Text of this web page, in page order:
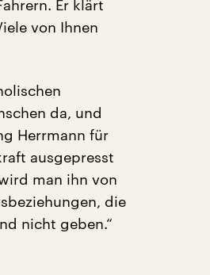
Er klärt
von Ihnen
da, und
Herrmann für
ausgepresst
man ihn von
die
nicht geben.“